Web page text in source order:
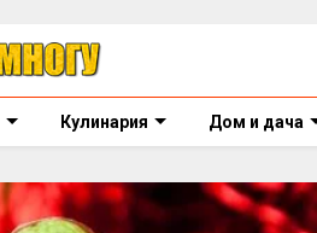
Кулинария Дом и дача